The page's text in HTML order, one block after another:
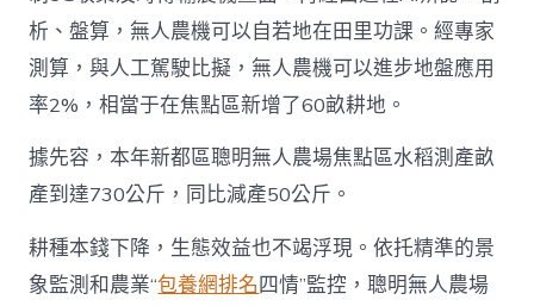
析、盤算，無人農機可以自若地在田里功課。經專家
測算，與人工駕駛比擬，無人農機可以進步地盤應用
率2%，相當于在焦點區新增了60畝耕地。
據先容，本年新都區聰明無人農場焦點區水稻測產畝
產到達730公斤，同比減產50公斤。
耕種本錢下降，生態效益也不竭浮現。依托精準的景
象監測和農業“包養網排名四情”監控，聰明無人農場